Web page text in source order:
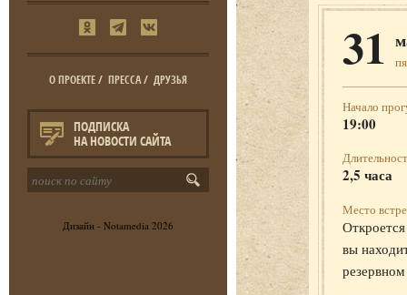
О ПРОЕКТЕ/ ПРЕССА/ ДРУЗЬЯ
ПОДПИСКА
НА НОВОСТИ САЙТА
Дизайн - Notamedia 2026
31
Начало
19:00
2,5 часа
Место
вы